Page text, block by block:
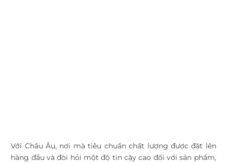
Với Châu Âu, nơi mà tiêu chuẩn chất lượng được đặt lên
hàng đầu và đòi hỏi một độ tin cậy cao đối với sản phẩm,